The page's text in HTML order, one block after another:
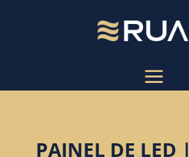
PAINEL DE LED |